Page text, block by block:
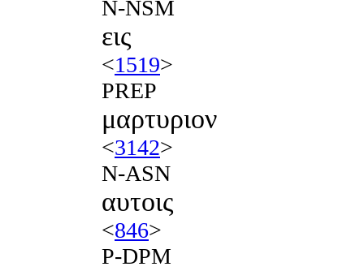
N-NSM
εις
<1519>
PREP
μαρτυριον
<3142>
N-ASN
αυτοις
<846>
P-DPM